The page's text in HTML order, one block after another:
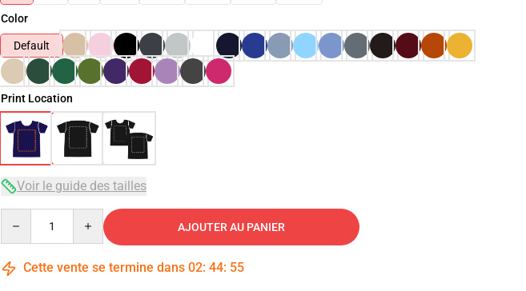
Color
Default
Print Location
Voir le guide des tailles
AJOUTER AU PANIER
Cette vente se termine dans 02: 44: 54